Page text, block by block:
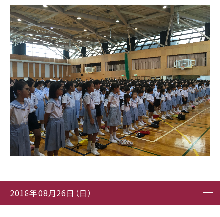
2018年08月26日（日）